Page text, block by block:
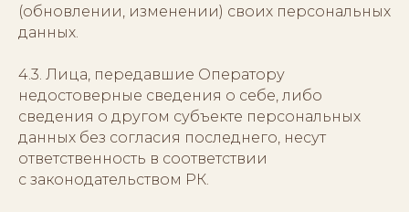
(обновлении, изменении) своих персональных
данных.
4.3. Лица, передавшие Оператору
недостоверные сведения о себе, либо
сведения о другом субъекте персональных
данных без согласия последнего, несут
ответственность в соответствии
с законодательством РК.